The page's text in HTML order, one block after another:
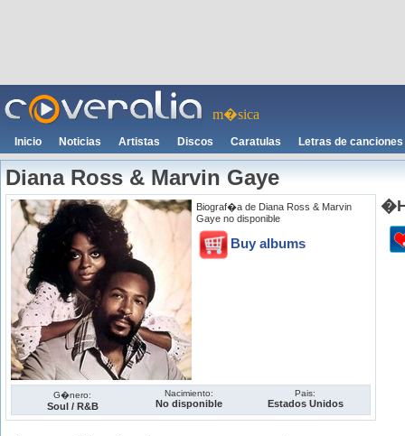
m�sica
Inicio Noticias Artistas Discos Caratulas Letras de canciones
Diana Ross & Marvin Gaye
Biograf�a de Diana Ross & Marvin
Gaye no disponible
Buy albums
G�nero:
Soul / R&B
Nacimiento:
No disponible
Pais:
Estados Unidos